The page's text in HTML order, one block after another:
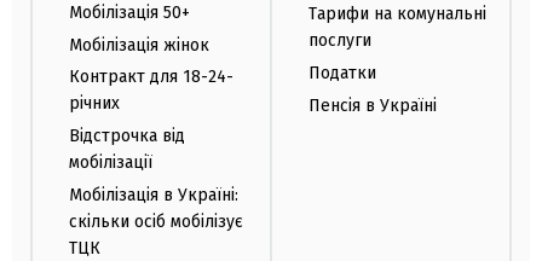
Мобілізація 50+
Мобілізація жінок
Контракт для 18-24-
річних
Відстрочка від
мобілізації
Мобілізація в Україні:
скільки осіб мобілізує
ТЦК
Тарифи на комунальні
послуги
Податки
Пенсія в Україні